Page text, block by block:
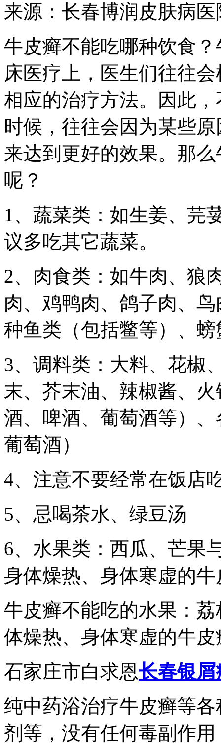
来源：长春博润皮肤病医
牛皮癣不能吃哪种饮食
床医疗上，医生们往往
相应的治疗方法。因此
时候，往往会因为某些
来达到更好的效果。那
呢？
1、蔬菜类：如生姜、芫
议多吃其它蔬菜。
2、肉食类：如牛肉、狼
肉、鸡鸭肉、鸽子肉、
种鱼类（包括鳖等）、
3、调料类：大料、花椒
末、芥末油、辣椒酱、
酒、啤酒、葡萄酒等）
葡萄酒）
4、注意不要经常在饭店
5、忌喝茶水、绿豆汤
6、水果类：西瓜、芒果
身体燥热、身体寒虚的
牛皮癣不能吃的水果：
体燥热、身体寒虚的牛
石家庄市白求恩长春银屑
纯中药浴治疗牛皮癣等
剂等，没有任何毒副作